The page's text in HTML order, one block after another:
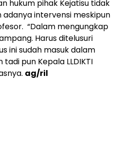
hukum pihak Kejatisu tidak
intervensi meskipun
“Dalam mengungkap
Harus ditelusuri
ini sudah masuk dalam
pun Kepala LLDIKTI
ag/ril